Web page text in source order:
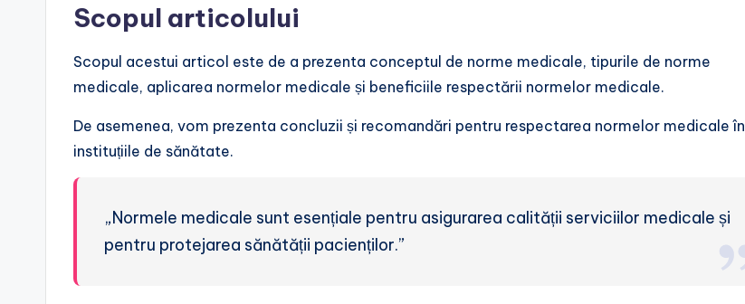
Scopul articolului
Scopul acestui articol este de a prezenta conceptul de norme medicale, tipurile de norme
medicale, aplicarea normelor medicale și beneficiile respectării normelor medicale.
De asemenea, vom prezenta concluzii și recomandări pentru respectarea normelor medicale în
instituțiile de sănătate.
„Normele medicale sunt esențiale pentru asigurarea calității serviciilor medicale și
pentru protejarea sănătății pacienților.”